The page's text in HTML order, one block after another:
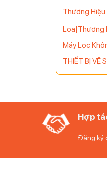
Thương Hiệu
Loa|Thương
Máy Lọc
THIẾT BỊ VỆ
Hợp
Đăng ký